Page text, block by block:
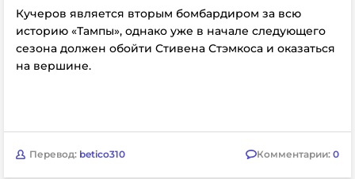
Кучеров является вторым бомбардиром за всю
историю «Тампы», однако уже в начале следующего
сезона должен обойти Стивена Стэмкоса и оказаться
на вершине.
Перевод: betico310 Комментарии: 0